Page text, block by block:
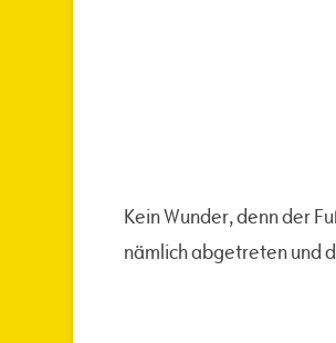
Kein Wunder, denn der
nämlich abgetreten und